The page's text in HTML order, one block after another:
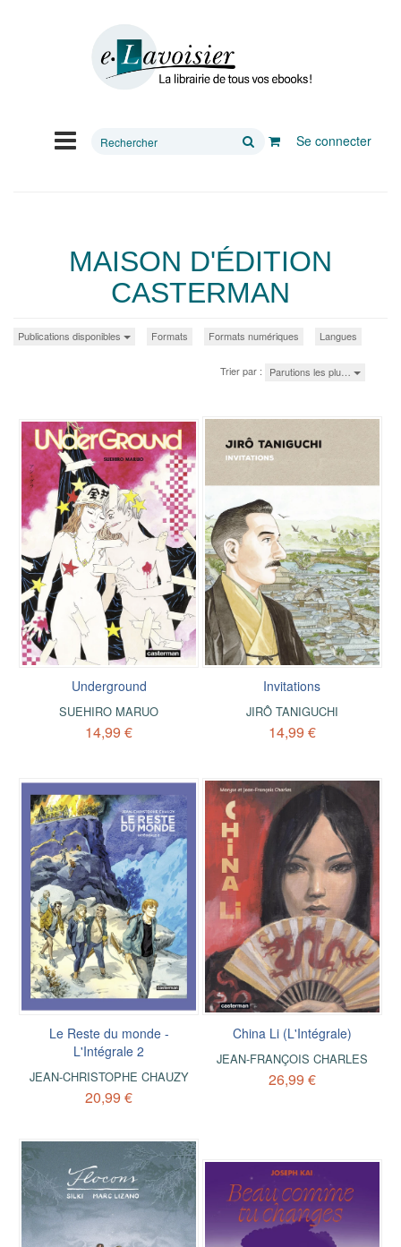
Rechercher
Se connecter
MAISON D'ÉDITION
CASTERMAN
Publications disponibles Formats Formats numériques Langues
Trier par : Parutions les plu…
Underground
SUEHIRO MARUO
14,99 €
Invitations
JIRÔ TANIGUCHI
14,99 €
Le Reste du monde -
L'Intégrale 2
JEAN-CHRISTOPHE CHAUZY
20,99 €
China Li (L'Intégrale)
JEAN-FRANÇOIS CHARLES
26,99 €